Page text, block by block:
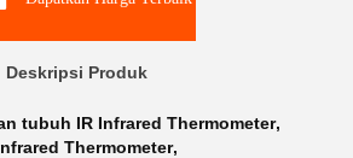
Deskripsi Produk
tubuh IR Infrared Thermometer,
Thermometer,